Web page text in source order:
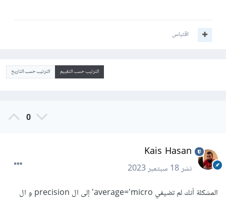
اقتباس
الترتيب حسب التقييم الترتيب حسب التاريخ
0
Kais Hasan
نشر18 سبتمبر 2023
المشكلة أنك لم تضيفي average='micro' إلى ال precision و ال